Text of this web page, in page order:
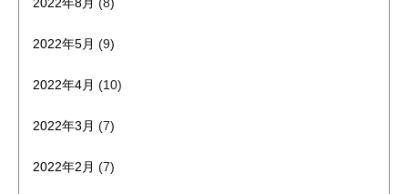
2022年5月 (9)
2022年4月 (10)
2022年3月 (7)
2022年2月 (7)